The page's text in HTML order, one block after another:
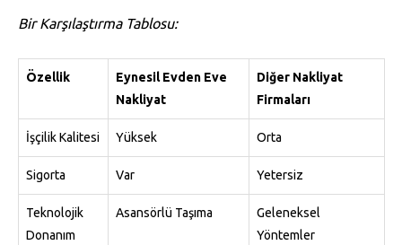
Bir Karşılaştırma Tablosu:
Özellik
Eynesil Evden Eve
Nakliyat
Diğer Nakliyat
Firmaları
İşçilik Kalitesi Yüksek Orta
Sigorta Var Yetersiz
Teknolojik
Donanım
Asansörlü Taşıma
Geleneksel
Yöntemler